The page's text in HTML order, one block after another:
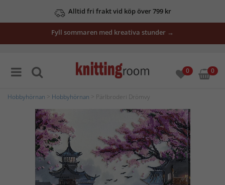
Alltid fri frakt vid köp över 799 kr
Fyll sommaren med kreativa stunder →
0 0
Hobbyhörnan Hobbyhörnan > Pärlbroderi Drömvy